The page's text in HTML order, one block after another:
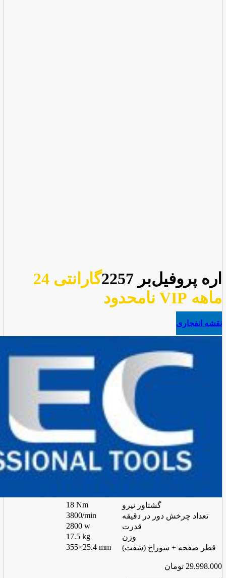
اره پروفیل‌بر 2257
گارانتی 24
ماهه VIP نامحدود
نقشه انفجاری
گشتاور نیرو
18 Nm
تعداد چرخش دور در دقیقه
3800/min
قدرت
2800 w
وزن
17.5 kg
قطر صفحه + سوراخ (شفت)
355×25.4 mm
29.998.000 تومان